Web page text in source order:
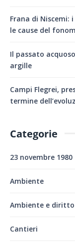
Frana di Niscemi:
le cause del
Il passato
argille
Campi Flegrei,
termine
Categorie
23 novembre 1980
Ambiente
Ambiente e diritto
Cantieri